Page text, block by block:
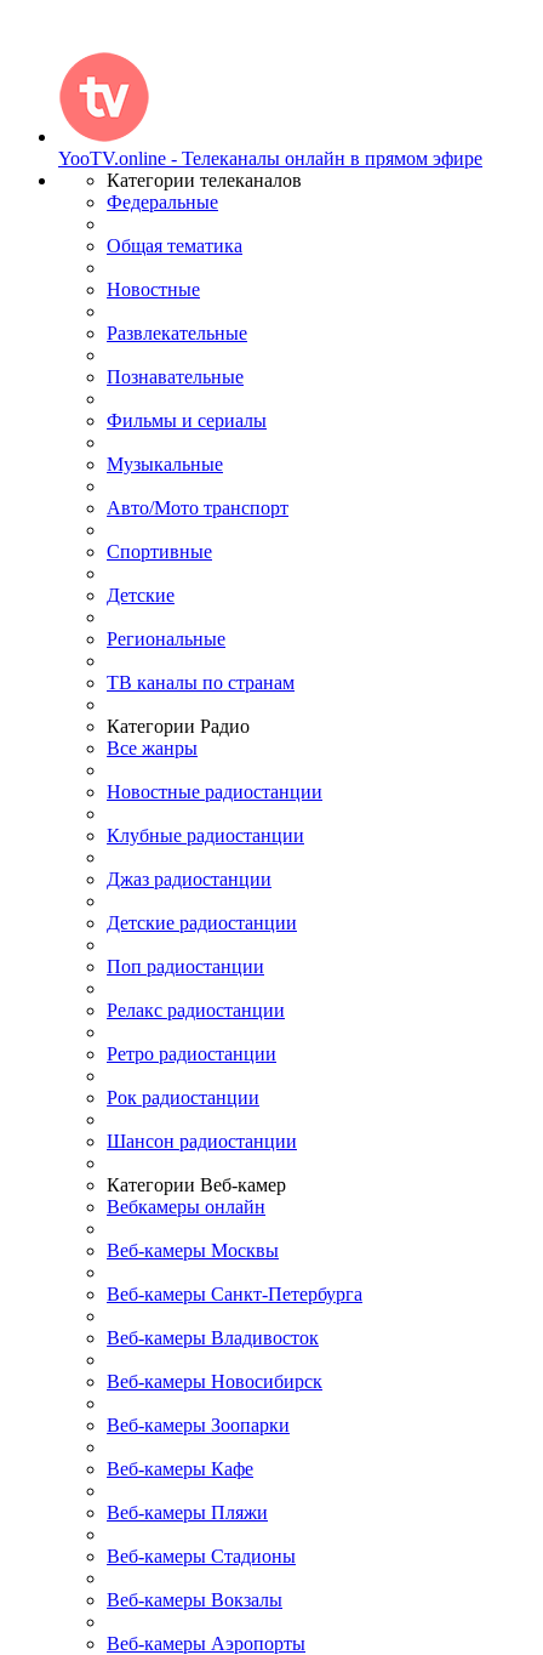
YooTV.online - Телеканалы онлайн в прямом эфире
Категории телеканалов
Федеральные
Общая тематика
Новостные
Развлекательные
Познавательные
Фильмы и сериалы
Музыкальные
Авто/Мото транспорт
Спортивные
Детские
Региональные
ТВ каналы по странам
Категории Радио
Все жанры
Новостные радиостанции
Клубные радиостанции
Джаз радиостанции
Детские радиостанции
Поп радиостанции
Релакс радиостанции
Ретро радиостанции
Рок радиостанции
Шансон радиостанции
Категории Веб-камер
Вебкамеры онлайн
Веб-камеры Москвы
Веб-камеры Санкт-Петербурга
Веб-камеры Владивосток
Веб-камеры Новосибирск
Веб-камеры Зоопарки
Веб-камеры Кафе
Веб-камеры Пляжи
Веб-камеры Стадионы
Веб-камеры Вокзалы
Веб-камеры Аэропорты